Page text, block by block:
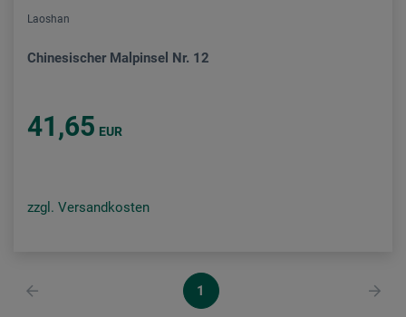
Laoshan
Chinesischer Malpinsel Nr. 12
41,65 EUR
zzgl. Versandkosten
1